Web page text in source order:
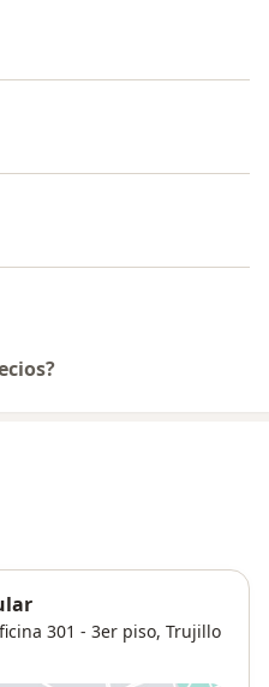
301 - 3er piso, Trujillo